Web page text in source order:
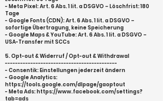
- Meta Pixel: Art. 6 Abs. 1 lit. a DSGVO – Löschfrist: 180
Tage
- Google Fonts (CDN): Art. 6 Abs. 1 lit. a DSGVO –
sofortige Übertragung, keine Speicherung
- Google Maps & YouTube: Art. 6 Abs. 1 lit. a DSGVO –
USA-Transfer mit SCCs
5. Opt-out & Widerruf / Opt-out & Withdrawal
--------------------------------------------
- Consentik: Einstellungen jederzeit ändern
- Google Analytics:
https://tools.google.com/dlpage/gaoptout
- Meta Ads: https://www.facebook.com/settings?
tab=ads